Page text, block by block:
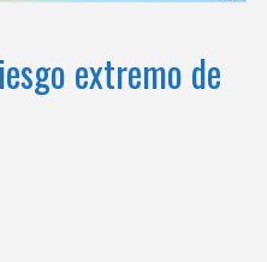
extremo de